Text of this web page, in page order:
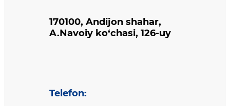
170100, Andijon shahar,
A.Navoiy ko‘chasi, 126-uy
Telefon: